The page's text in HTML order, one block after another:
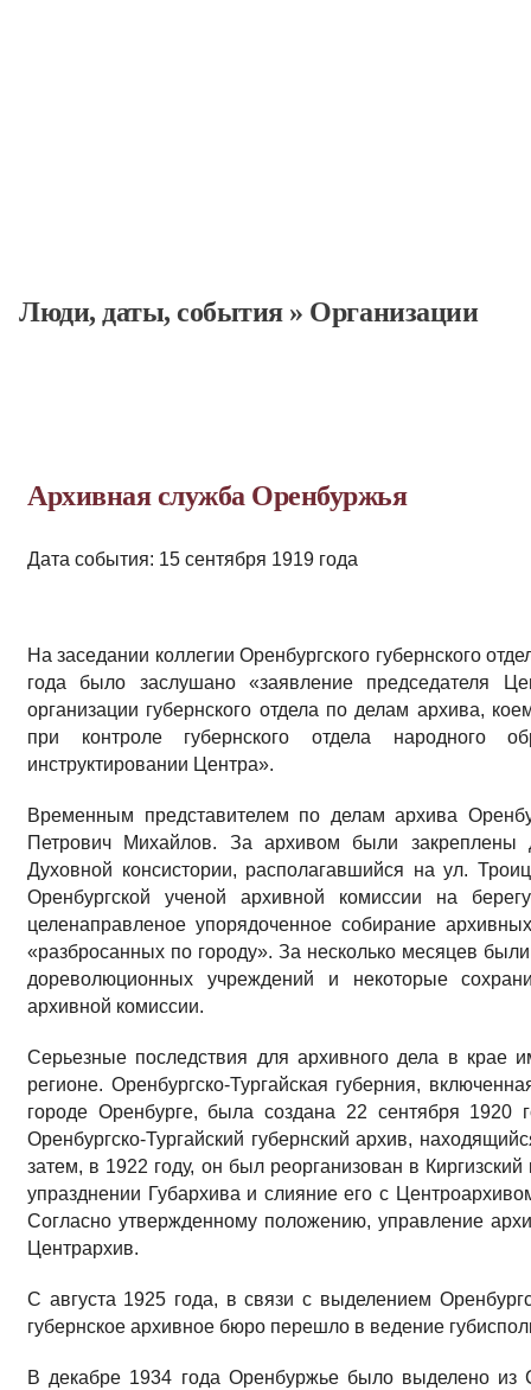
Люди, даты, cобытия» Организации
Архивная служба Оренбуржья
Дата события: 15 сентября 1919 года
На заседании коллегии Оренбургского губернского
года было заслушано «заявление председателя
организации губернского отдела по делам архива,
при контроле губернского отдела народного
инструктировании Центра».
Временным представителем по делам архива
Петрович Михайлов. За архивом были
Духовной консистории, располагавшийся на ул.
Оренбургской ученой архивной комиссии на
целенаправленое упорядоченное собирание
«разбросанных по городу». За несколько месяцев
дореволюционных учреждений и некоторые
архивной комиссии.
Серьезные последствия для архивного дела в крае
регионе. Оренбургско-Тургайская губерния,
городе Оренбурге, была создана 22 сентября 1920
Оренбургско-Тургайский губернский архив,
затем, в 1922 году, он был реорганизован в
упразднении Губархива и слияние его с
Согласно утвержденному положению, управление
Центрархив.
С августа 1925 года, в связи с выделением
губернское архивное бюро перешло в ведение
В декабре 1934 года Оренбуржье было выделено из